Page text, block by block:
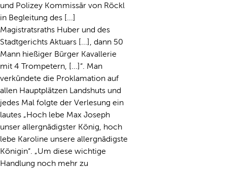
und Polizey Kommissär von Röckl
in Begleitung des [...]
Magistratsraths Huber und des
Stadtgerichts Aktuars [...], dann 50
Mann hießiger Bürger Kavallerie
mit 4 Trompetern, [...]“. Man
verkündete die Proklamation auf
allen Hauptplätzen Landshuts und
jedes Mal folgte der Verlesung ein
lautes „Hoch lebe Max Joseph
unser allergnädigster König, hoch
lebe Karoline unsere allergnädigste
Königin“. „Um diese wichtige
Handlung noch mehr zu